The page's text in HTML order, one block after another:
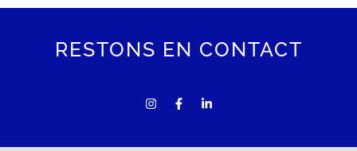
RESTONS EN CONTACT